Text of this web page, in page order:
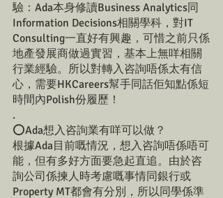
驗：Ada本身修讀Business Analytics同
Information Decisions相關學科，對IT
Consulting一直好有興趣，可惜之前只係
地產發展商做過實習，基本上無咩相關
行業經驗。所以對轉入咨詢唔係太有信
心，需要HKCareers幫手同話佢知點係短
時間內Polish份履歷！
.
⭕️Ada想入咨詢業有咩可以做？
根據Ada目前嘅情況，想入咨詢唔係唔可
能，但有多好方面要急起直追。由於咨
詢公司係揀人時考慮嘅事情同銀行或
Property MT都會有分別，所以同學係準